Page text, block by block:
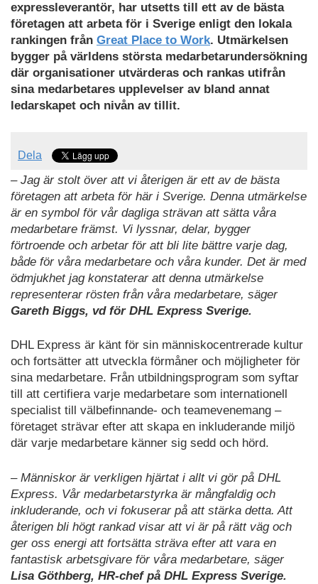
expressleverantör, har utsetts till ett av de bästa
företagen att arbeta för i Sverige enligt den lokala
rankingen från Great Place to Work. Utmärkelsen
bygger på världens största medarbetarundersökning
där organisationer utvärderas och rankas utifrån
sina medarbetares upplevelser av bland annat
ledarskapet och nivån av tillit.
Dela
– Jag är stolt över att vi återigen är ett av de bästa
företagen att arbeta för här i Sverige. Denna utmärkelse
är en symbol för vår dagliga strävan att sätta våra
medarbetare främst. Vi lyssnar, delar, bygger
förtroende och arbetar för att bli lite bättre varje dag,
både för våra medarbetare och våra kunder. Det är med
ödmjukhet jag konstaterar att denna utmärkelse
representerar rösten från våra medarbetare, säger
Gareth Biggs, vd för DHL Express Sverige.
DHL Express är känt för sin människocentrerade kultur
och fortsätter att utveckla förmåner och möjligheter för
sina medarbetare. Från utbildningsprogram som syftar
till att certifiera varje medarbetare som internationell
specialist till välbefinnande- och teamevenemang –
företaget strävar efter att skapa en inkluderande miljö
där varje medarbetare känner sig sedd och hörd.
– Människor är verkligen hjärtat i allt vi gör på DHL
Express. Vår medarbetarstyrka är mångfaldig och
inkluderande, och vi fokuserar på att stärka detta. Att
återigen bli högt rankad visar att vi är på rätt väg och
ger oss energi att fortsätta sträva efter att vara en
fantastisk arbetsgivare för våra medarbetare, säger
Lisa Göthberg, HR-chef på DHL Express Sverige.